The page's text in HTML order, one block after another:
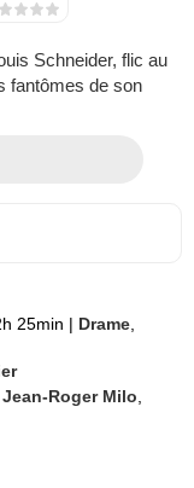
Schneider, flic au
fantômes de son
25min | Drame
,Jean-Roger Milo